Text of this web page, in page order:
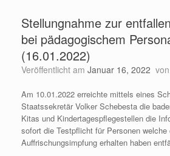
Stellungnahme zur
bei pädagogischem
(16.01.2022)
Veröffentlicht am Januar 16, 2022 von
Am 10.01.2022 erreichte mittels eines
Staatssekretär Volker Schebesta die
Kitas und Kindertagespflegestellen die
sofort die Testpflicht für Personen welche
Auffrischungsimpfung erhalten haben